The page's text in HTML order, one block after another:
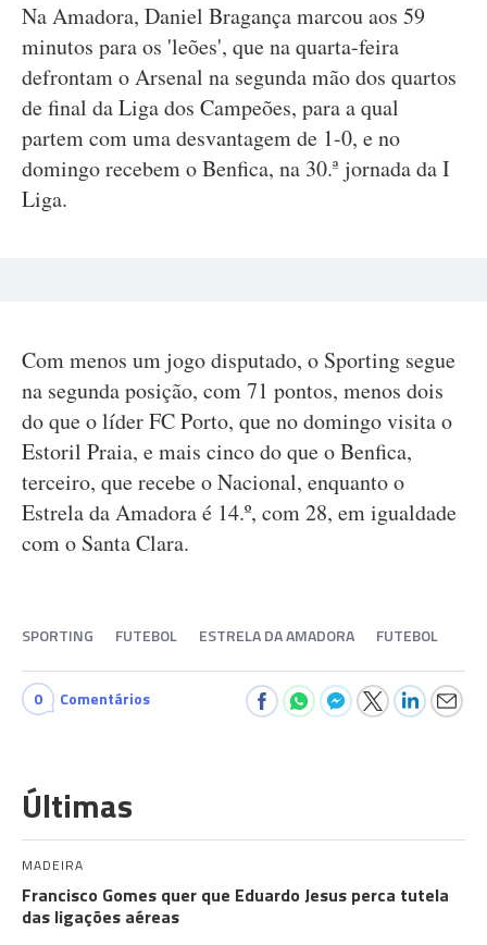
Na Amadora, Daniel Bragança marcou aos 59
minutos para os 'leões', que na quarta-feira
defrontam o Arsenal na segunda mão dos quartos
de final da Liga dos Campeões, para a qual
partem com uma desvantagem de 1-0, e no
domingo recebem o Benfica, na 30.ª jornada da I
Liga.
Com menos um jogo disputado, o Sporting segue
na segunda posição, com 71 pontos, menos dois
do que o líder FC Porto, que no domingo visita o
Estoril Praia, e mais cinco do que o Benfica,
terceiro, que recebe o Nacional, enquanto o
Estrela da Amadora é 14.º, com 28, em igualdade
com o Santa Clara.
SPORTING FUTEBOL ESTRELA DA AMADORA FUTEBOL
0 Comentários
Últimas
MADEIRA
Francisco Gomes quer que Eduardo Jesus perca tutela
das ligações aéreas